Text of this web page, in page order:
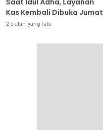
Saat Idul Adha, Layanan
Kas Kembali Dibuka Jumat
2 bulan yang lalu